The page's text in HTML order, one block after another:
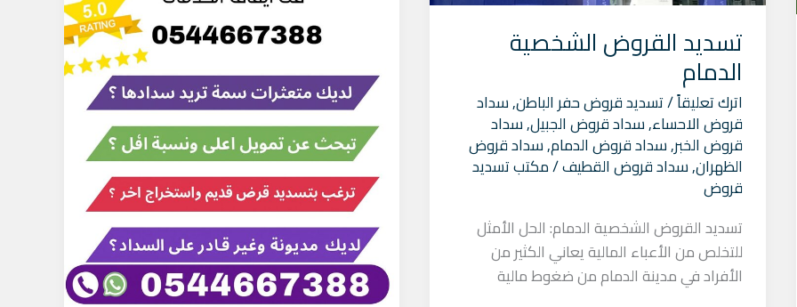
تسديد القروض الشخصية
الدمام
اترك تعليقاً/تسديد قروض حفر الباطن,سداد
قروض الاحساء,سداد قروض الجبيل,سداد
قروض الخبر,سداد قروض الدمام,سداد قروض
الظهران,سداد قروض القطيف/مكتب تسديد
قروض
تسديد القروض الشخصية الدمام: الحل الأمثل
للتخلص من الأعباء المالية يعاني الكثير من
الأفراد في مدينة الدمام من ضغوط مالية